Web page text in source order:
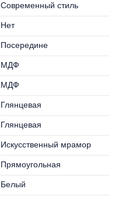
Современный стиль
Нет
Посередине
МДФ
МДФ
Глянцевая
Глянцевая
Искусственный мрамор
Прямоугольная
Белый